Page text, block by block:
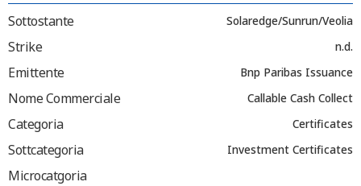
Sottostante
Solaredge/Sunrun/Veolia
Strike n.d.
Emittente Bnp Paribas Issuance
Nome Commerciale Callable Cash Collect
Categoria Certificates
Sottcategoria Investment Certificates
Microcatgoria